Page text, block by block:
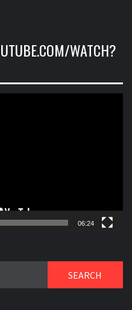
WATCH?
06:24